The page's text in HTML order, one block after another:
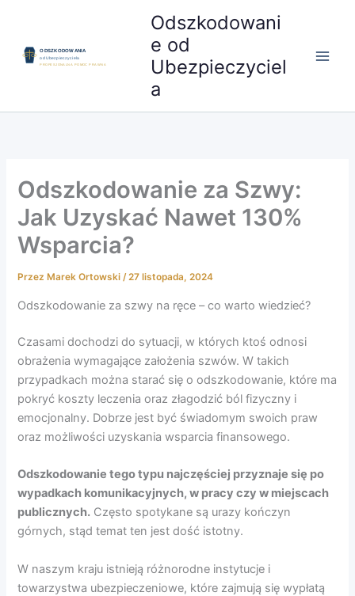
treści
Odszkodowani
e od
Ubezpieczyciel
a
Odszkodowanie za Szwy:
Jak Uzyskać Nawet 130%
Wsparcia?
Przez Marek Ortowski/27 listopada, 2024
Odszkodowanie za szwy na ręce – co warto wiedzieć?
Czasami dochodzi do sytuacji, w których ktoś odnosi
obrażenia wymagające założenia szwów. W takich
przypadkach można starać się o odszkodowanie, które ma
pokryć koszty leczenia oraz złagodzić ból fizyczny i
emocjonalny. Dobrze jest być świadomym swoich praw
oraz możliwości uzyskania wsparcia finansowego.
Odszkodowanie tego typu najczęściej przyznaje się po
wypadkach komunikacyjnych, w pracy czy w miejscach
publicznych. Często spotykane są urazy kończyn
górnych, stąd temat ten jest dość istotny.
W naszym kraju istnieją różnorodne instytucje i
towarzystwa ubezpieczeniowe, które zajmują się wypłatą